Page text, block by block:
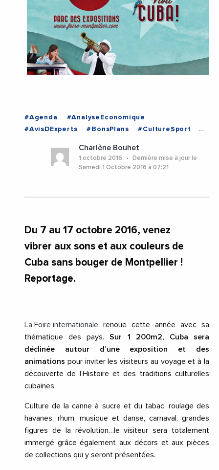
#Agenda
#AnalyseEconomique
#AvisDExperts
#BonsPlans
#CultureSport
#MetropoleDeMontpellier
#Occitanie
#Occitanie
Charlène Bouhet
1 octobre 2016
Dernière mise à jour le
Samedi 1 Octobre 2016 à 07:21
Du 7 au 17 octobre 2016, venez
vibrer aux sons et aux couleurs de
Cuba sans bouger de Montpellier !
Reportage.
La Foire internationale renoue cette année avec sa
thématique des pays.Sur 1 200m2, Cuba sera
déclinée autour d’une exposition et des
animations pour inviter les visiteurs au voyage et à la
découverte de l’Histoire et des traditions culturelles
cubaines.
Culture de la canne à sucre et du tabac, roulage des
havanes, rhum, musique et danse, carnaval, grandes
figures de la révolution…le visiteur sera totalement
immergé grâce également aux décors et aux pièces
de collections qui y seront présentées.